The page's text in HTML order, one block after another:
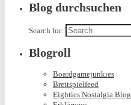
Blog durchsuchen
Search for:
Blogroll
Boardgamejunkies
Brettspielfeed
Eighties Nostalgia Blog